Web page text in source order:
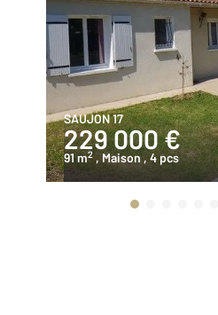
SAUJON 17
229 000 €
91 m2 , Maison , 4 pcs